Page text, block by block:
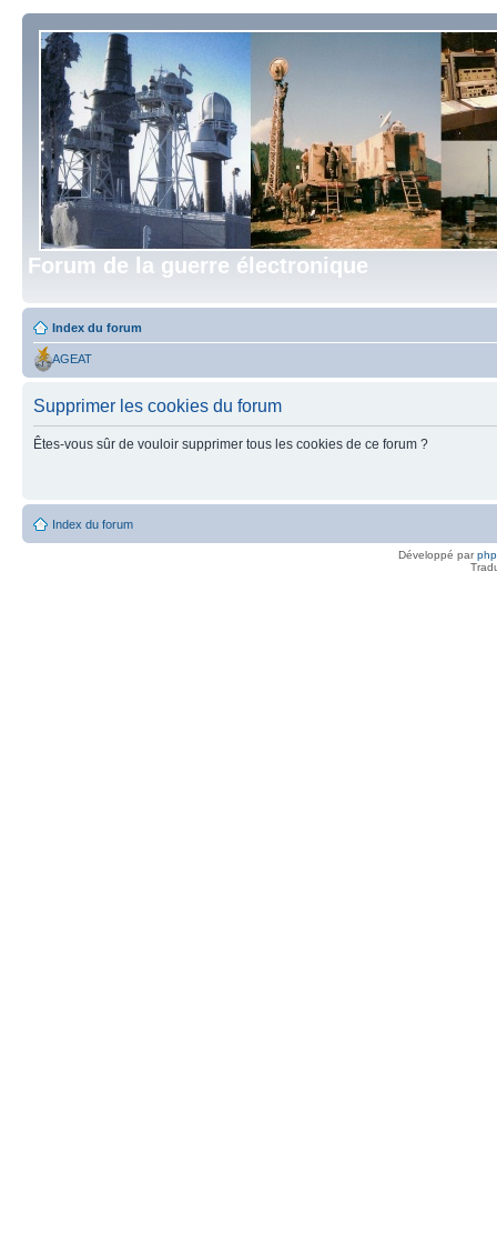
Forum de la guerre électronique
Index du forum
AGEAT
Supprimer les cookies du forum
Êtes-vous sûr de vouloir supprimer tous les cookies de ce forum ?
Index du forum
Développé par